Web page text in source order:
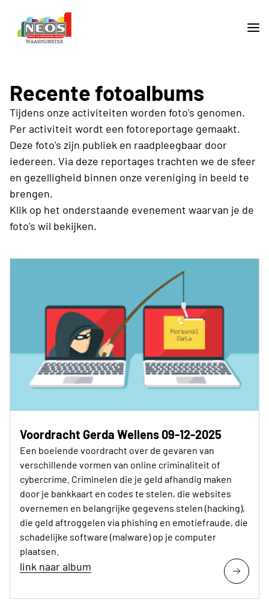
Recente fotoalbums
Tijdens onze activiteiten worden foto's genomen.
Per activiteit wordt een fotoreportage gemaakt.
Deze foto's zijn publiek en raadpleegbaar door
iedereen. Via deze reportages trachten we de sfeer
en gezelligheid binnen onze vereniging in beeld te
brengen.
Klik op het onderstaande evenement waarvan je de
foto's wil bekijken.
Voordracht Gerda Wellens 09-12-2025
Een boeiende voordracht over de gevaren van
verschillende vormen van online criminaliteit of
cybercrime. Criminelen die je geld afhandig maken
door je bankkaart en codes te stelen, die websites
overnemen en belangrijke gegevens stelen (hacking),
die geld aftroggelen via phishing en emotiefraude, die
schadelijke software (malware) op je computer
plaatsen.
link naar album